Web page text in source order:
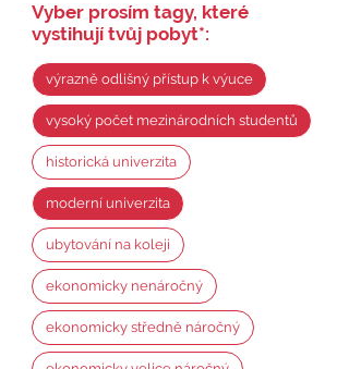
Vyber prosím tagy, které
vystihují tvůj pobyt*:
výrazně odlišný přístup k výuce
vysoký počet mezinárodních studentů
historická univerzita
moderní univerzita
ubytování na koleji
ekonomicky nenáročný
ekonomicky středně náročný